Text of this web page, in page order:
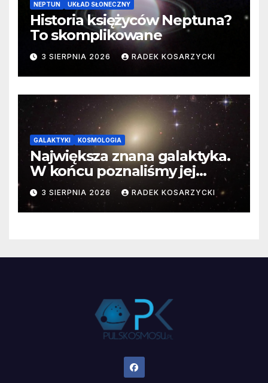
NEPTUN UKŁAD SŁONECZNY
Historia księżyców Neptuna?
To skomplikowane
3 SIERPNIA 2026 RADEK KOSARZYCKI
GALAKTYKI KOSMOLOGIA
Największa znana galaktyka.
W końcu poznaliśmy jej
faktyczne wymiary
3 SIERPNIA 2026 RADEK KOSARZYCKI